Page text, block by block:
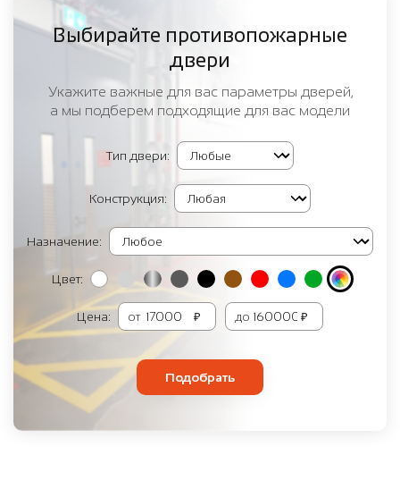
Выбирайте противопожарные
двери
Укажите важные для вас параметры дверей,
а мы подберем подходящие для вас модели
Тип двери:
Конструкция:
Назначение:
Цвет:
Цена: от ₽ до ₽
Подобрать